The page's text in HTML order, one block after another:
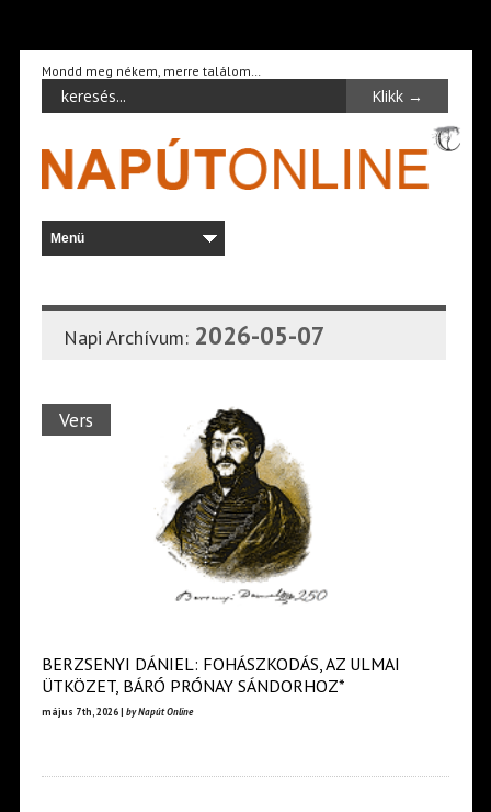
Mondd meg nékem, merre találom…
Napi Archívum: 2026-05-07
Vers
BERZSENYI DÁNIEL: FOHÁSZKODÁS, AZ ULMAI
ÜTKÖZET, BÁRÓ PRÓNAY SÁNDORHOZ*
május 7th, 2026 | by Napút Online